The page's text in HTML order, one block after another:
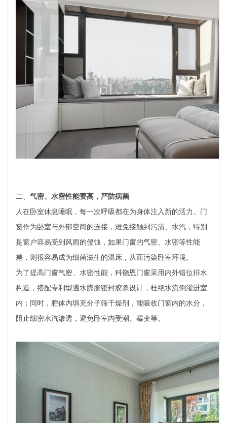
二、 气密、水密性能要高，严防病菌
人在卧室休息睡眠，每一次呼吸都在为身体注入新的活力。门
窗作为卧室与外部空间的连接，难免接触到污渍、水汽，特别
是窗户容易受到风雨的侵蚀，如果门窗的气密、水密等性能
差，则很容易成为细菌滋生的温床，从而污染卧室环境。
为了提高门窗气密、水密性能，科饶恩门窗采用内外错位排水
构造，搭配专利型遇水膨胀密封胶条设计，杜绝水流倒灌进室
内；同时，腔体内填充分子筛干燥剂，能吸收门窗内的水分，
阻止细密水汽渗透，避免卧室内受潮、霉变等。